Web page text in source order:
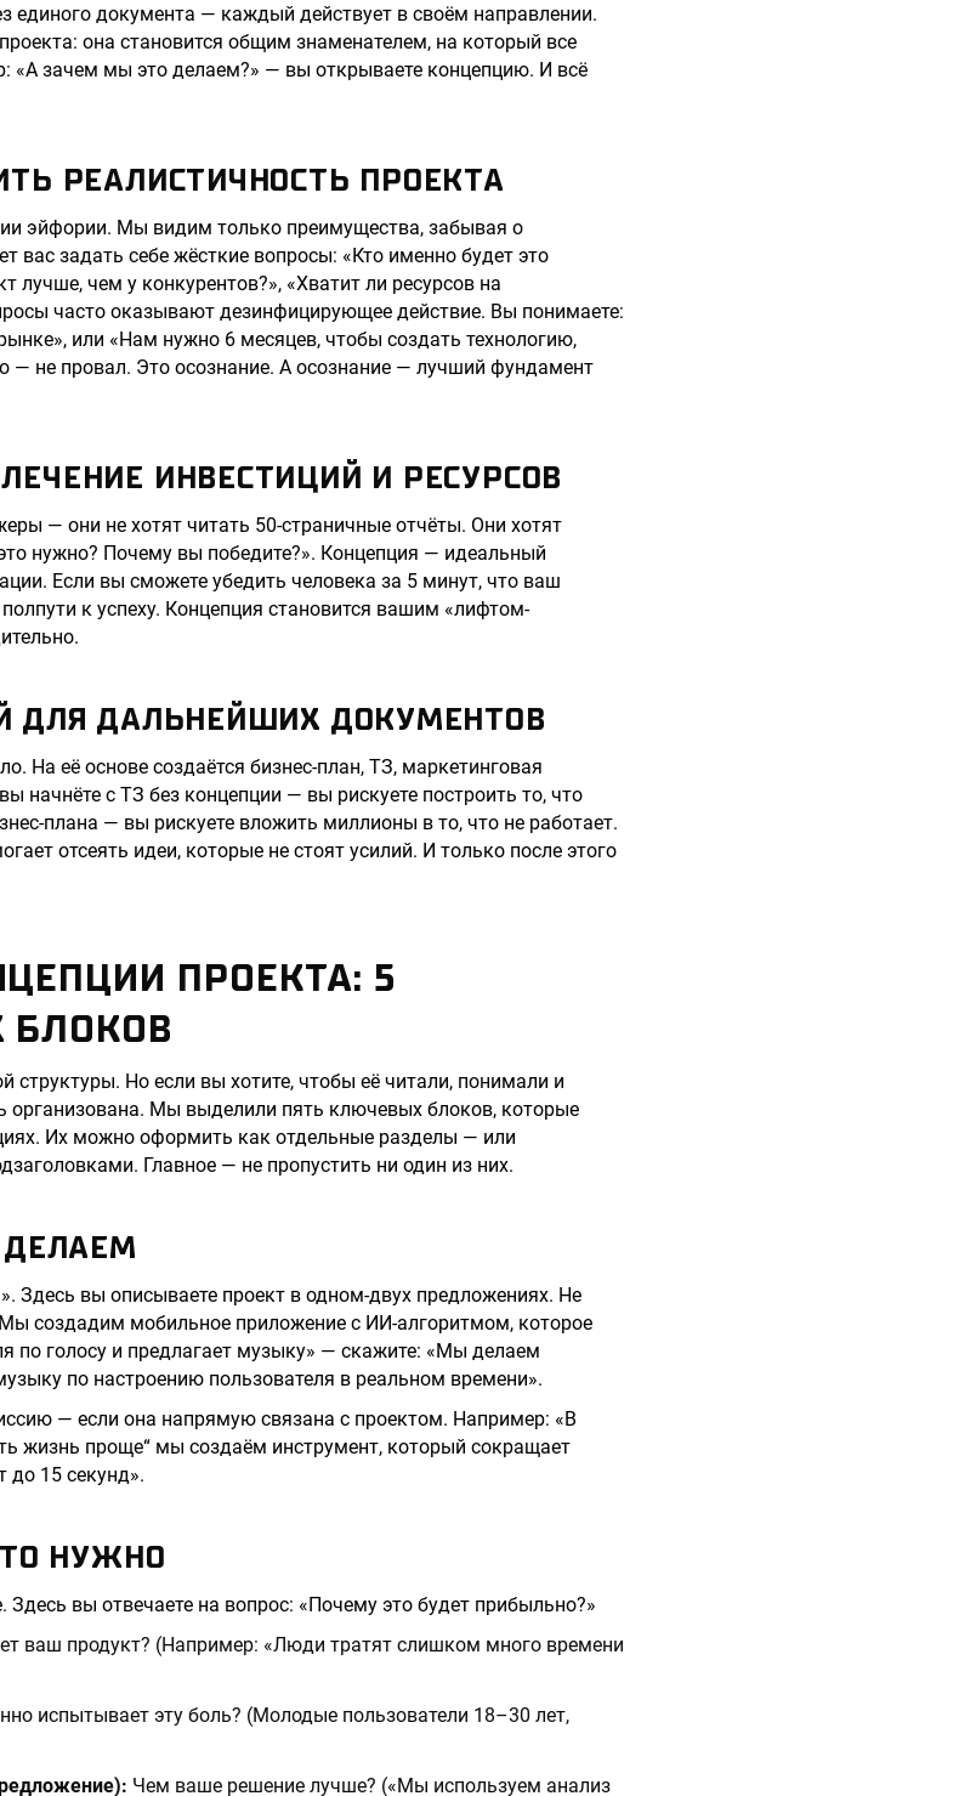
единого документа — каждый действует в своём направлении.
она становится общим знаменателем, на который все
«А зачем мы это делаем?» — вы открываете концепцию. И всё
РЕАЛИСТИЧНОСТЬ ПРОЕКТА
эйфории. Мы видим только преимущества, забывая о
вас задать себе жёсткие вопросы: «Кто именно будет это
лучше, чем у конкурентов?», «Хватит ли ресурсов на
часто оказывают дезинфицирующее действие. Вы понимаете:
или «Нам нужно 6 месяцев, чтобы создать технологию,
— не провал. Это осознание. А осознание — лучший фундамент
ИНВЕСТИЦИЙ И РЕСУРСОВ
— они не хотят читать 50-страничные отчёты. Они хотят
нужно? Почему вы победите?». Концепция — идеальный
Если вы сможете убедить человека за 5 минут, что ваш
к успеху. Концепция становится вашим «лифтом-
ДЛЯ ДАЛЬНЕЙШИХ ДОКУМЕНТОВ
На её основе создаётся бизнес-план, ТЗ, маркетинговая
начнёте с ТЗ без концепции — вы рискуете построить то, что
плана — вы рискуете вложить миллионы в то, что не работает.
отсеять идеи, которые не стоят усилий. И только после этого
ПРОЕКТА: 5
БЛОКОВ
структуры. Но если вы хотите, чтобы её читали, понимали и
организована. Мы выделили пять ключевых блоков, которые
Их можно оформить как отдельные разделы — или
Главное — не пропустить ни один из них.
Здесь вы описываете проект в одном-двух предложениях. Не
создадим мобильное приложение с ИИ-алгоритмом, которое
по голосу и предлагает музыку» — скажите: «Мы делаем
по настроению пользователя в реальном времени».
— если она напрямую связана с проектом. Например: «В
жизнь проще“ мы создаём инструмент, который сокращает
15 секунд».
НУЖНО
вы отвечаете на вопрос: «Почему это будет прибыльно?»
ваш продукт? (Например: «Люди тратят слишком много времени
испытывает эту боль? (Молодые пользователи 18–30 лет,
Чем ваше решение лучше? («Мы используем анализ